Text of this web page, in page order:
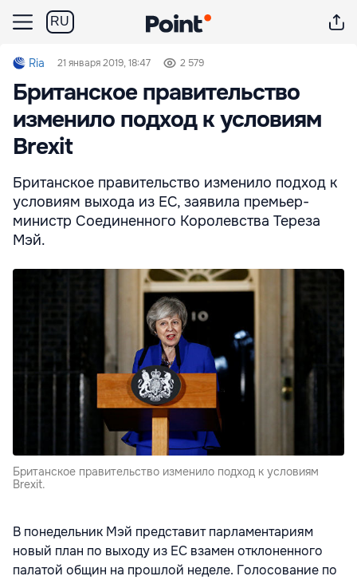
RU
Ria 21 января 2019, 18:47 2 579
Британское правительство
изменило подход к условиям
Brexit
Британское правительство изменило подход к
условиям выхода из ЕС, заявила премьер-
министр Соединенного Королевства Тереза
Мэй.
Британское правительство изменило подход к условиям
Brexit.
В понедельник Мэй представит парламентариям
новый план по выходу из ЕС взамен отклоненного
палатой общин на прошлой неделе. Голосование по